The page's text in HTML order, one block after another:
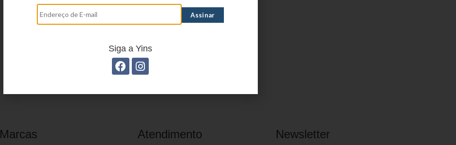
Marcas Atendimento Newsletter
Siga a Yins